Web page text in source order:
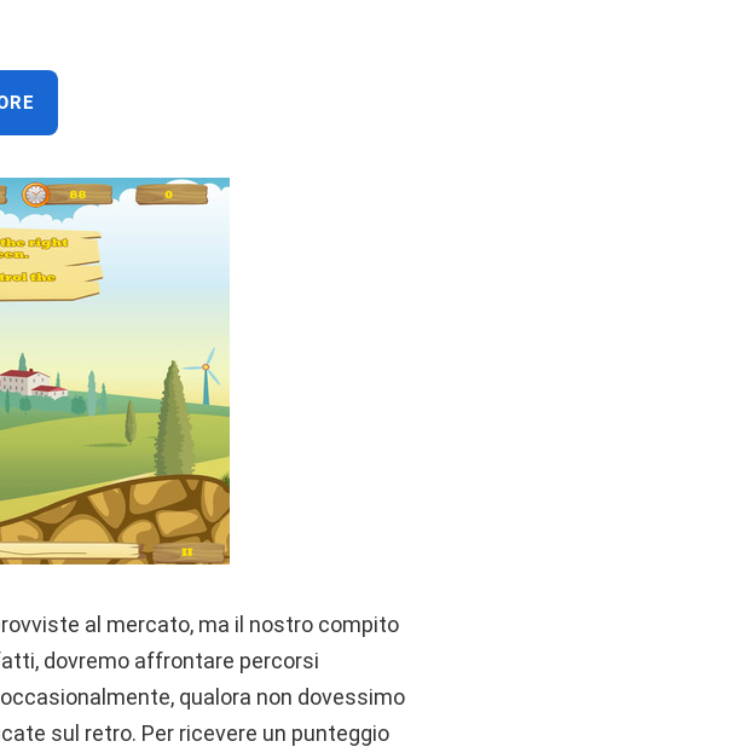
al mercato, ma il nostro compito
dovremo affrontare percorsi
qualora non dovessimo
sul retro. Per ricevere un punteggio